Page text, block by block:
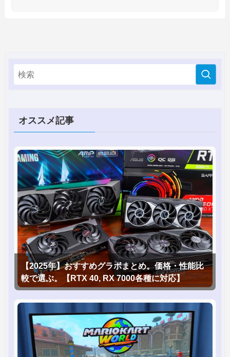
オススメ記事
【2025年】おすすめグラボまとめ。価格・性能比
較で選ぶ。【RTX 40, RX 7000各種に対応】